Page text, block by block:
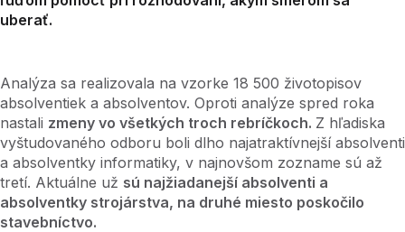
uberať.
Analýza sa realizovala na vzorke 18 500 životopisov
absolventiek a absolventov. Oproti analýze spred roka
nastali zmeny vo všetkých troch rebríčkoch. Z hľadiska
vyštudovaného odboru boli dlho najatraktívnejší absolventi
a absolventky informatiky, v najnovšom zozname sú až
tretí. Aktuálne už sú najžiadanejší absolventi a
absolventky strojárstva, na druhé miesto poskočilo
stavebníctvo.